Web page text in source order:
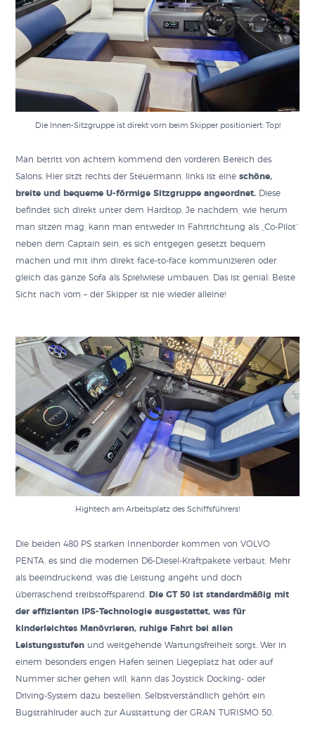
Die Innen-Sitzgruppe ist direkt vorn beim Skipper positioniert: Top!
Man betritt von achtern kommend den vorderen Bereich des
Salons. Hier sitzt rechts der Steuermann, links ist eineschöne,
breite und bequeme U-förmige Sitzgruppe angeordnet. Diese
befindet sich direkt unter dem Hardtop. Je nachdem, wie herum
man sitzen mag, kann man entweder in Fahrtrichtung als „Co-Pilot“
neben dem Captain sein, es sich entgegen gesetzt bequem
machen und mit ihm direkt face-to-face kommunizieren oder
gleich das ganze Sofa als Spielwiese umbauen. Das ist genial: Beste
Sicht nach vorn – der Skipper ist nie wieder alleine!
Hightech am Arbeitsplatz des Schiffsführers!
Die beiden 480 PS starken Innenborder kommen von VOLVO
PENTA, es sind die modernen D6-Diesel-Kraftpakete verbaut. Mehr
als beeindruckend, was die Leistung angeht und doch
überraschend treibstoffsparend.
Die GT 50 ist standardmäßig mit
der effizienten IPS-Technologie ausgestattet, was für
kinderleichtes Manövrieren, ruhige Fahrt bei allen
Leistungsstufen und weitgehende Wartungsfreiheit sorgt. Wer in
einem besonders engen Hafen seinen Liegeplatz hat oder auf
Nummer sicher gehen will, kann das Joystick Docking- oder
Driving-System dazu bestellen. Selbstverständlich gehört ein
Bugstrahlruder auch zur Ausstattung der GRAN TURISMO 50.